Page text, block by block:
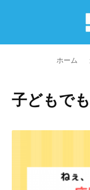
ホーム
お問い合わせ
子どもで